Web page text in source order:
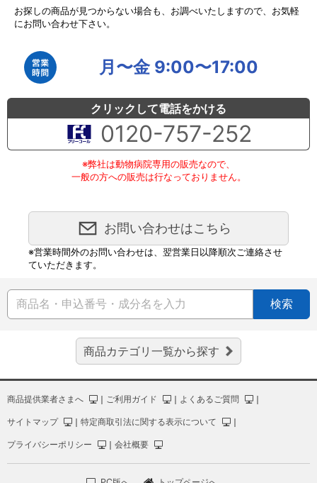
お探しの商品が見つからない場合も、お調べいたしますので、お気軽
にお問い合わせ下さい。
月〜金 9:00〜17:00
クリックして電話をかける
0120-757-252
※弊社は動物病院専用の販売なので、
一般の方への販売は行なっておりません。
お問い合わせはこちら
※営業時間外のお問い合わせは、翌営業日以降順次ご連絡させ
ていただきます。
検索
商品カテゴリ一覧から探す
商品提供業者さまへ ｜ ご利用ガイド ｜ よくあるご質問 ｜
サイトマップ ｜ 特定商取引法に関する表示について ｜
プライバシーポリシー ｜ 会社概要